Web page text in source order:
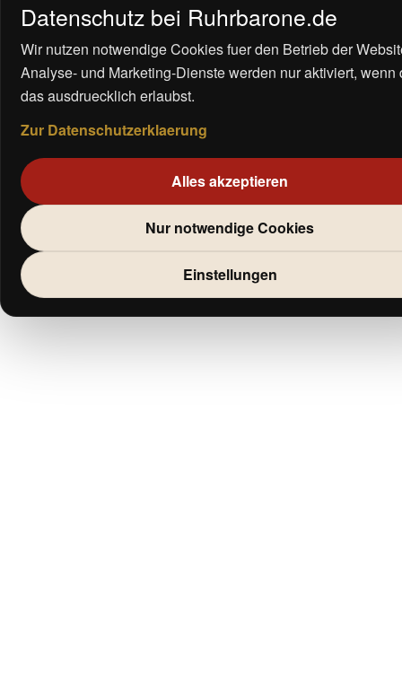
Datenschutz bei Ruhrbarone.de
Wir nutzen notwendige Cookies fuer den Betrieb der
Analyse- und Marketing-Dienste werden nur aktiviert, wenn
das ausdruecklich erlaubst.
Zur Datenschutzerklaerung
Alles akzeptieren
Nur notwendige Cookies
Einstellungen